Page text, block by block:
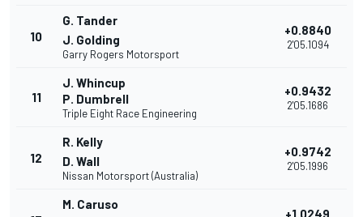
10
G. Tander
J. Golding
Garry Rogers Motorsport
+0.8840
2'05.1094
11
J. Whincup
P. Dumbrell
Triple Eight Race Engineering
+0.9432
2'05.1686
12
R. Kelly
D. Wall
Nissan Motorsport (Australia)
+0.9742
2'05.1996
M. Caruso
+1.0249